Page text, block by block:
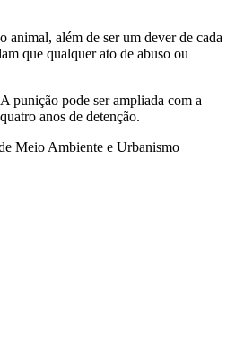
além de ser um dever de cada
que qualquer ato de abuso ou
punição pode ser ampliada com a
anos de detenção.
Meio Ambiente e Urbanismo